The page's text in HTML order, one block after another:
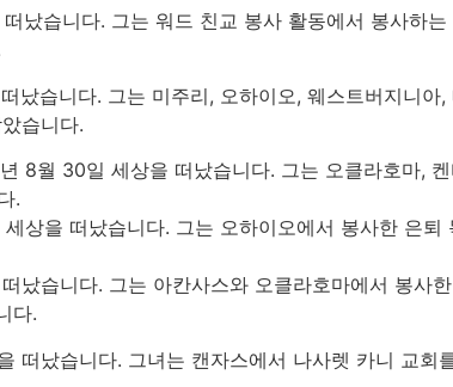
났습니다. 그는 워드 친교 봉사 활동에서 봉사하는
습니다. 그는 미주리, 오하이오, 웨스트버지니아,
습니다.
8월 30일 세상을 떠났습니다. 그는 오클라호마,
.
상을 떠났습니다. 그는 오하이오에서 봉사한 은퇴
났습니다. 그는 아칸사스와 오클라호마에서 봉사
다.
떠났습니다. 그녀는 캔자스에서 나사렛 카니 교회